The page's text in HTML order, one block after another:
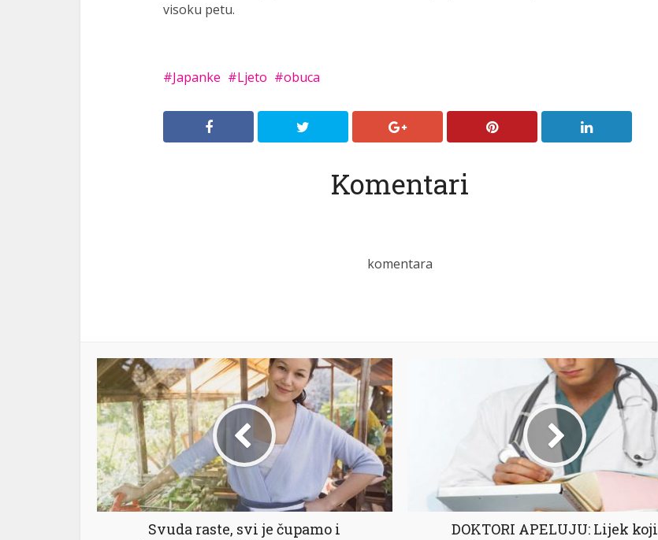
visoku petu.
Japanke Ljeto obuca
Komentari
komentara
Svuda raste, svi je čupamo i
DOKTORI APELUJU: Lijek koji